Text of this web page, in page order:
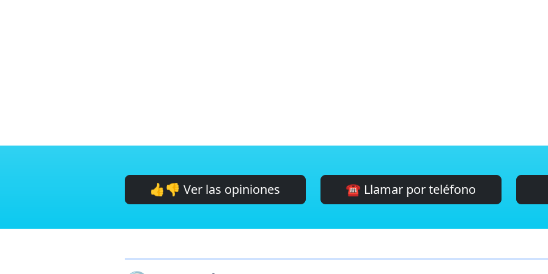
👍👎 Ver las opiniones ☎️ Llamar por teléfono